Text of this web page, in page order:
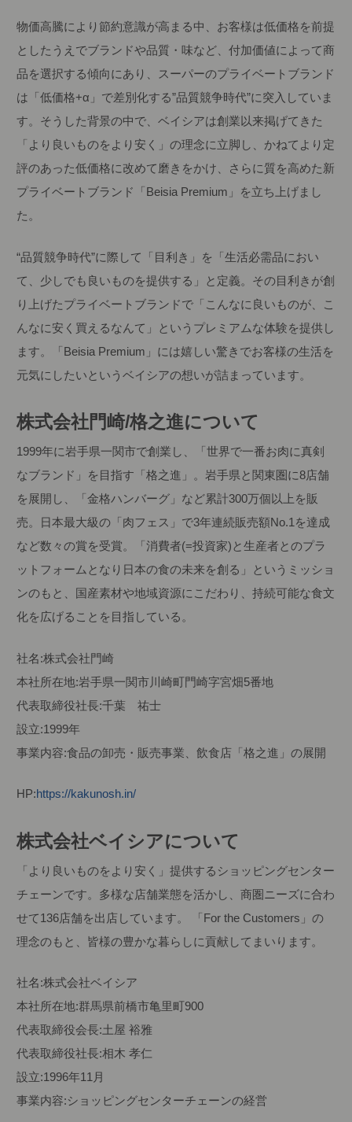
物価高騰により節約意識が高まる中、お客様は低価格を前提
としたうえでブランドや品質・味など、付加価値によって商
品を選択する傾向にあり、スーパーのプライベートブランド
は「低価格+α」で差別化する”品質競争時代”に突入していま
す。そうした背景の中で、ベイシアは創業以来掲げてきた
「より良いものをより安く」の理念に立脚し、かねてより定
評のあった低価格に改めて磨きをかけ、さらに質を高めた新
プライベートブランド「Beisia Premium」を立ち上げまし
た。
“品質競争時代”に際して「目利き」を「生活必需品におい
て、少しでも良いものを提供する」と定義。その目利きが創
り上げたプライベートブランドで「こんなに良いものが、こ
んなに安く買えるなんて」というプレミアムな体験を提供し
ます。「Beisia Premium」には嬉しい驚きでお客様の生活を
元気にしたいというベイシアの想いが詰まっています。
株式会社門崎/格之進について
1999年に岩手県一関市で創業し、「世界で一番お肉に真剣
なブランド」を目指す「格之進」。岩手県と関東圏に8店舗
を展開し、「金格ハンバーグ」など累計300万個以上を販
売。日本最大級の「肉フェス」で3年連続販売額No.1を達成
など数々の賞を受賞。「消費者(=投資家)と生産者とのプラ
ットフォームとなり日本の食の未来を創る」というミッショ
ンのもと、国産素材や地域資源にこだわり、持続可能な食文
化を広げることを目指している。
社名:株式会社門崎
本社所在地:岩手県一関市川崎町門崎字宮畑5番地
代表取締役社長:千葉 祐士
設立:1999年
事業内容:食品の卸売・販売事業、飲食店「格之進」の展開
HP:https://kakunosh.in/
株式会社ベイシアについて
「より良いものをより安く」提供するショッピングセンター
チェーンです。多様な店舗業態を活かし、商圏ニーズに合わ
せて136店舗を出店しています。 「For the Customers」の
理念のもと、皆様の豊かな暮らしに貢献してまいります。
社名:株式会社ベイシア
本社所在地:群馬県前橋市亀里町900
代表取締役会長:土屋 裕雅
代表取締役社長:相木 孝仁
設立:1996年11月
事業内容:ショッピングセンターチェーンの経営